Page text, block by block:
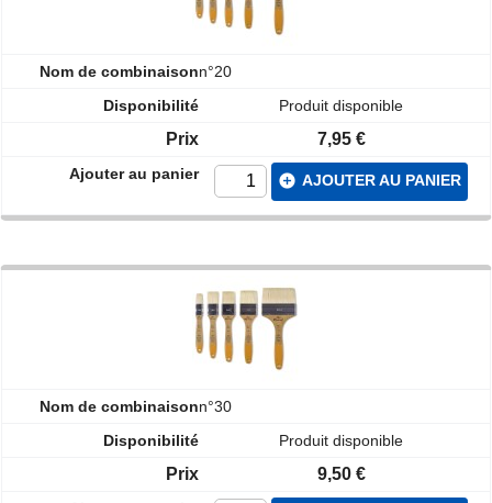
n°20
Produit disponible
7,95 €
add_circle AJOUTER AU PANIER
n°30
Produit disponible
9,50 €